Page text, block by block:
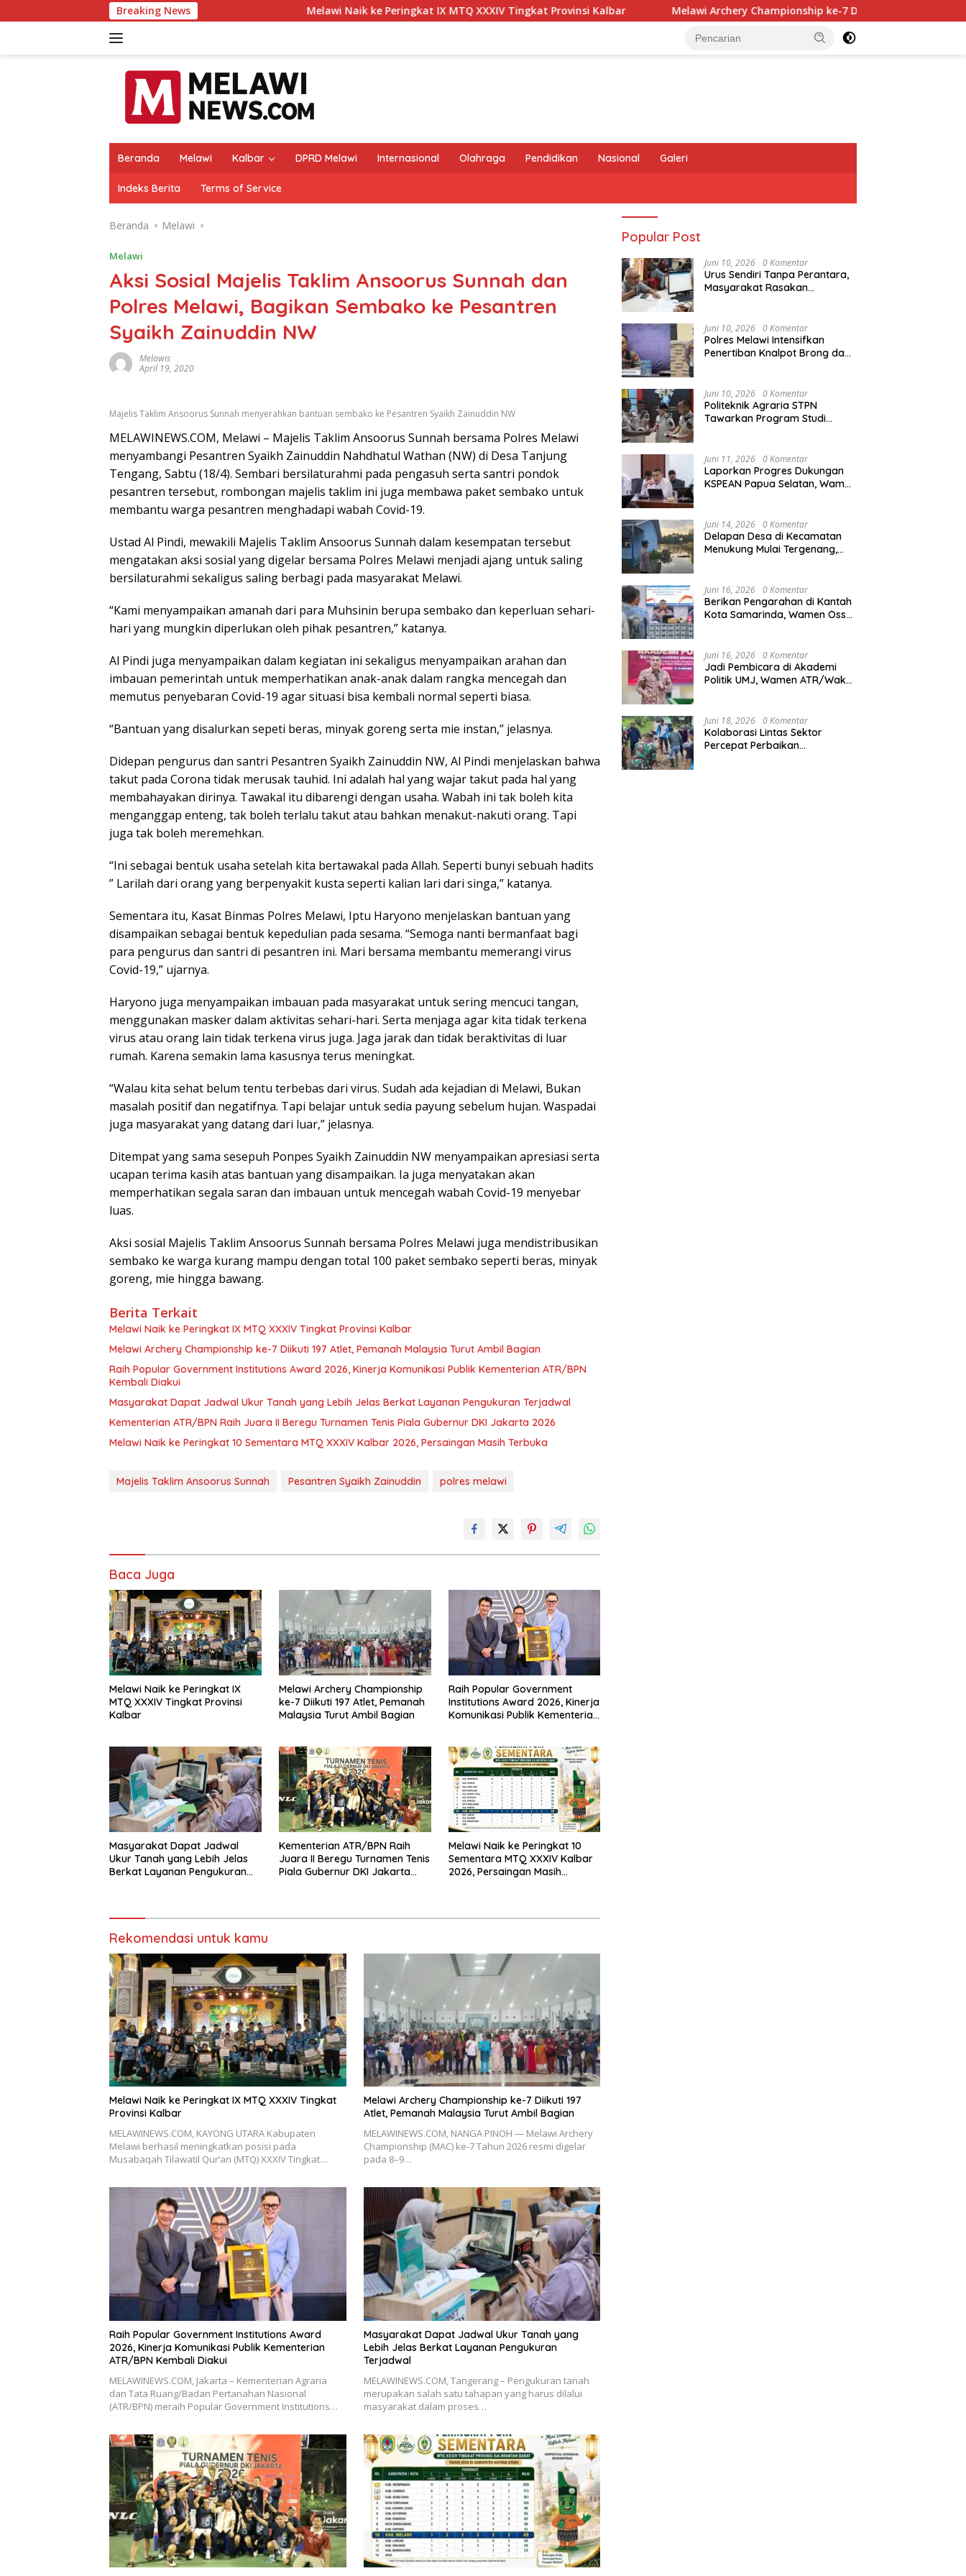
ke
Breaking News Melawi Naik ke Peringkat IX MTQ XXXIV Tingkat Provinsi Kalbar Melawi Archery Championship ke-7 Diikuti 197 Atlet, Pemanah Malaysia
Beranda Melawi Kalbar DPRD Melawi Internasional Olahraga Pendidikan Nasional Galeri
Indeks Berita Terms of Service
Beranda Melawi
Melawi
Aksi Sosial Majelis Taklim Ansoorus Sunnah dan
Polres Melawi, Bagikan Sembako ke Pesantren
Syaikh Zainuddin NW
Melawis
April 19, 2020
Majelis Taklim Ansoorus Sunnah menyerahkan bantuan sembako ke Pesantren Syaikh Zainuddin NW
MELAWINEWS.COM, Melawi – Majelis Taklim Ansoorus Sunnah bersama Polres Melawi
menyambangi Pesantren Syaikh Zainuddin Nahdhatul Wathan (NW) di Desa Tanjung
Tengang, Sabtu (18/4). Sembari bersilaturahmi pada pengasuh serta santri pondok
pesantren tersebut, rombongan majelis taklim ini juga membawa paket sembako untuk
membantu warga pesantren menghadapi wabah Covid-19.
Ustad Al Pindi, mewakili Majelis Taklim Ansoorus Sunnah dalam kesempatan tersebut
mengatakan aksi sosial yang digelar bersama Polres Melawi menjadi ajang untuk saling
bersilaturahmi sekaligus saling berbagi pada masyarakat Melawi.
“Kami menyampaikan amanah dari para Muhsinin berupa sembako dan keperluan sehari-
hari yang mungkin diperlukan oleh pihak pesantren,” katanya.
Al Pindi juga menyampaikan dalam kegiatan ini sekaligus menyampaikan arahan dan
imbauan pemerintah untuk memperhatikan anak-anak dalam rangka mencegah dan
memutus penyebaran Covid-19 agar situasi bisa kembali normal seperti biasa.
“Bantuan yang disalurkan sepeti beras, minyak goreng serta mie instan,” jelasnya.
Didepan pengurus dan santri Pesantren Syaikh Zainuddin NW, Al Pindi menjelaskan bahwa
takut pada Corona tidak merusak tauhid. Ini adalah hal yang wajar takut pada hal yang
membahayakan dirinya. Tawakal itu dibarengi dengan usaha. Wabah ini tak boleh kita
menganggap enteng, tak boleh terlalu takut atau bahkan menakut-nakuti orang. Tapi
juga tak boleh meremehkan.
“Ini sebagai bentuk usaha setelah kita bertawakal pada Allah. Seperti bunyi sebuah hadits
” Larilah dari orang yang berpenyakit kusta seperti kalian lari dari singa,” katanya.
Sementara itu, Kasat Binmas Polres Melawi, Iptu Haryono menjelaskan bantuan yang
disampaikan sebagai bentuk kepedulian pada sesama. “Semoga nanti bermanfaat bagi
para pengurus dan santri di pesantren ini. Mari bersama membantu memerangi virus
Covid-19,” ujarnya.
Haryono juga menyampaikan imbauan pada masyarakat untuk sering mencuci tangan,
menggunakan masker dalam aktivitas sehari-hari. Serta menjaga agar kita tidak terkena
virus atau orang lain tidak terkena virus juga. Jaga jarak dan tidak beraktivitas di luar
rumah. Karena semakin lama kasusnya terus meningkat.
“Walau kita sehat belum tentu terbebas dari virus. Sudah ada kejadian di Melawi, Bukan
masalah positif dan negatifnya. Tapi belajar untuk sedia payung sebelum hujan. Waspadai
juga masyarakat yang datang dari luar,” jelasnya.
Ditempat yang sama sesepuh Ponpes Syaikh Zainuddin NW menyampaikan apresiasi serta
ucapan terima kasih atas bantuan yang disampaikan. Ia juga menyatakan akan
memperhatikan segala saran dan imbauan untuk mencegah wabah Covid-19 menyebar
luas.
Aksi sosial Majelis Taklim Ansoorus Sunnah bersama Polres Melawi juga mendistribusikan
sembako ke warga kurang mampu dengan total 100 paket sembako seperti beras, minyak
goreng, mie hingga bawang.
Berita Terkait
Melawi Naik ke Peringkat IX MTQ XXXIV Tingkat Provinsi Kalbar
Melawi Archery Championship ke-7 Diikuti 197 Atlet, Pemanah Malaysia Turut Ambil Bagian
Raih Popular Government Institutions Award 2026, Kinerja Komunikasi Publik Kementerian ATR/BPN
Kembali Diakui
Masyarakat Dapat Jadwal Ukur Tanah yang Lebih Jelas Berkat Layanan Pengukuran Terjadwal
Kementerian ATR/BPN Raih Juara II Beregu Turnamen Tenis Piala Gubernur DKI Jakarta 2026
Melawi Naik ke Peringkat 10 Sementara MTQ XXXIV Kalbar 2026, Persaingan Masih Terbuka
Majelis Taklim Ansoorus Sunnah Pesantren Syaikh Zainuddin polres melawi
Baca Juga
Melawi Naik ke Peringkat IX
MTQ XXXIV Tingkat Provinsi
Kalbar
Melawi Archery Championship
ke-7 Diikuti 197 Atlet, Pemanah
Malaysia Turut Ambil Bagian
Raih Popular Government
Institutions Award 2026, Kinerja
Komunikasi Publik Kementerian
Masyarakat Dapat Jadwal
Ukur Tanah yang Lebih Jelas
Berkat Layanan Pengukuran
Kementerian ATR/BPN Raih
Juara II Beregu Turnamen Tenis
Piala Gubernur DKI Jakarta
Melawi Naik ke Peringkat 10
Sementara MTQ XXXIV Kalbar
2026, Persaingan Masih
Rekomendasi untuk kamu
Melawi Naik ke Peringkat IX MTQ XXXIV Tingkat
Provinsi Kalbar
MELAWINEWS.COM, KAYONG UTARA Kabupaten
Melawi berhasil meningkatkan posisi pada
Musabaqah Tilawatil Qur’an (MTQ) XXXIV Tingkat…
Melawi Archery Championship ke-7 Diikuti 197
Atlet, Pemanah Malaysia Turut Ambil Bagian
MELAWINEWS.COM, NANGA PINOH — Melawi Archery
Championship (MAC) ke-7 Tahun 2026 resmi digelar
pada 8–9…
Raih Popular Government Institutions Award
2026, Kinerja Komunikasi Publik Kementerian
ATR/BPN Kembali Diakui
MELAWINEWS.COM, Jakarta – Kementerian Agraria
dan Tata Ruang/Badan Pertanahan Nasional
(ATR/BPN) meraih Popular Government Institutions…
Masyarakat Dapat Jadwal Ukur Tanah yang
Lebih Jelas Berkat Layanan Pengukuran
Terjadwal
MELAWINEWS.COM, Tangerang – Pengukuran tanah
merupakan salah satu tahapan yang harus dilalui
masyarakat dalam proses…
Popular Post
Juni 10, 2026 0 Komentar
Urus Sendiri Tanpa Perantara,
Masyarakat Rasakan
Juni 10, 2026 0 Komentar
Polres Melawi Intensifkan
Penertiban Knalpot Brong dan
Juni 10, 2026 0 Komentar
Politeknik Agraria STPN
Tawarkan Program Studi
Juni 11, 2026 0 Komentar
Laporkan Progres Dukungan
KSPEAN Papua Selatan, Wamen
Nasional
Juni 14, 2026 0 Komentar
Delapan Desa di Kecamatan
Menukung Mulai Tergenang,
Juni 16, 2026 0 Komentar
Berikan Pengarahan di Kantah
Kota Samarinda, Wamen Ossy:
Kalimantan Timur
Juni 16, 2026 0 Komentar
Jadi Pembicara di Akademi
Politik UMJ, Wamen ATR/Waka
Asta Cita Presiden
Juni 18, 2026 0 Komentar
Kolaborasi Lintas Sektor
Percepat Perbaikan